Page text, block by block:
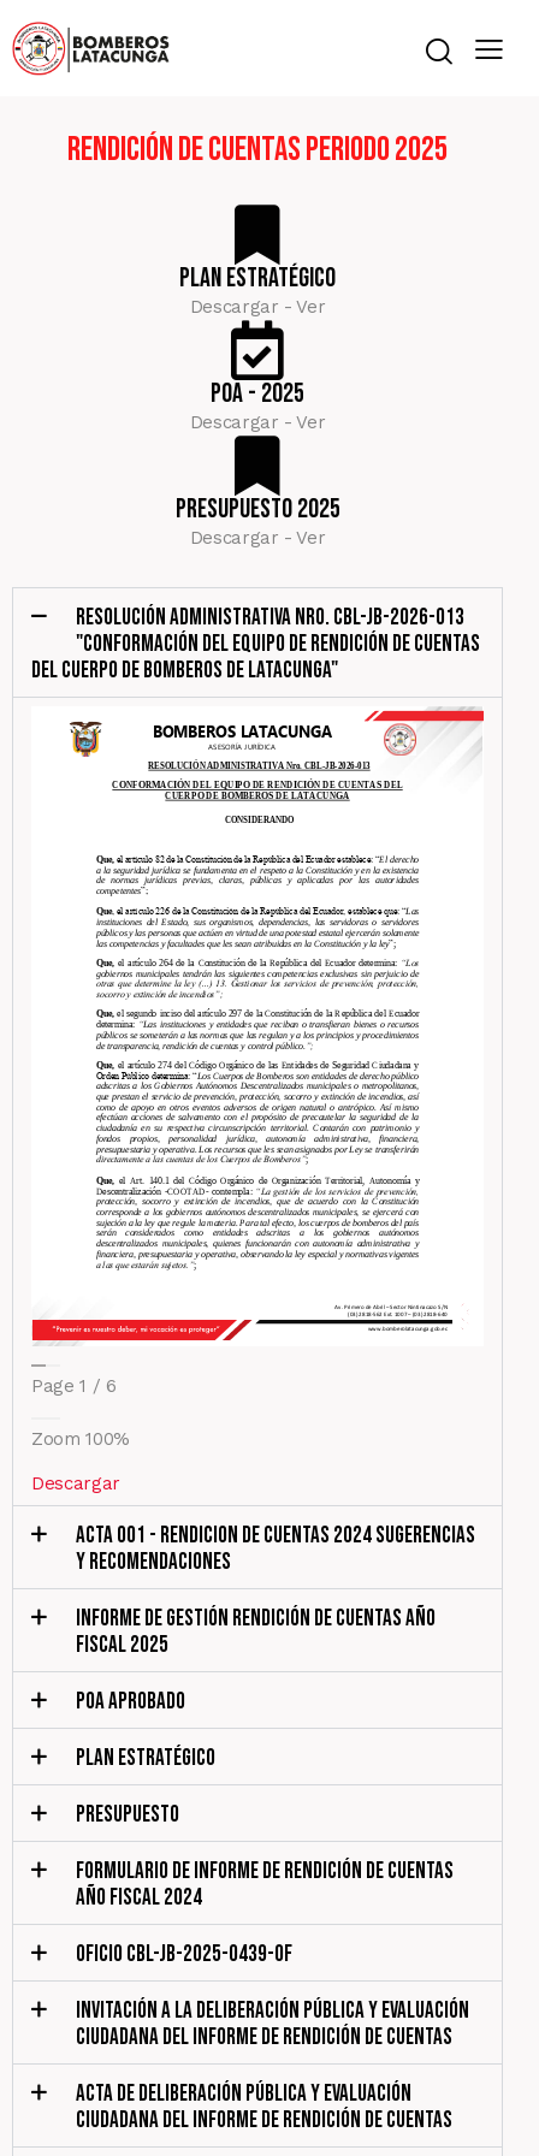
Rendición de Cuentas Periodo 2025
Plan estratégico
Descargar - Ver
POA - 2025
Descargar - Ver
Presupuesto 2025
Descargar - Ver
RESOLUCIÓN ADMINISTRATIVA NRO. CBL-JB-2026-013
"CONFORMACIÓN DEL EQUIPO DE RENDICIÓN DE CUENTAS
DEL CUERPO DE BOMBEROS DE LATACUNGA"
Page1 / 6
Zoom100%
Descargar
ACTA 001 - RENDICION DE CUENTAS 2024 SUGERENCIAS
Y RECOMENDACIONES
INFORME DE GESTIÓN RENDICIÓN DE CUENTAS AÑO
FISCAL 2025
POA APROBADO
PLAN ESTRATÉGICO
PRESUPUESTO
FORMULARIO DE INFORME DE RENDICIÓN DE CUENTAS
AÑO FISCAL 2024
OFICIO CBL-JB-2025-0439-OF
INVITACIÓN A LA DELIBERACIÓN PÚBLICA Y EVALUACIÓN
CIUDADANA DEL INFORME DE RENDICIÓN DE CUENTAS
ACTA DE DELIBERACIÓN PÚBLICA Y EVALUACIÓN
CIUDADANA DEL INFORME DE RENDICIÓN DE CUENTAS